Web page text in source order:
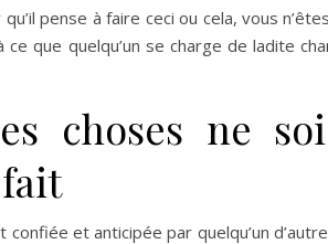
pense à faire ceci ou cela, vous
que quelqu’un se charge de ladite
choses ne
et anticipée par quelqu’un